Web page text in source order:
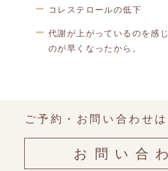
コレステロールの低下
代謝が上がっているのを感
のが早くなったから。
ご予約・お問い合わせ
お問い合